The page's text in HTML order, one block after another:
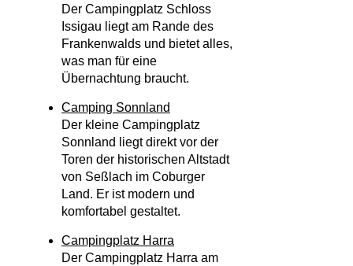
Der Campingplatz Schloss
Issigau liegt am Rande des
Frankenwalds und bietet alles,
was man für eine
Übernachtung braucht.
Camping Sonnland
Der kleine Campingplatz
Sonnland liegt direkt vor der
Toren der historischen Altstadt
von Seßlach im Coburger
Land. Er ist modern und
komfortabel gestaltet.
Campingplatz Harra
Der Campingplatz Harra am